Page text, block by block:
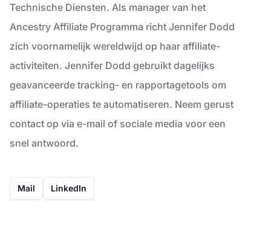
Technische Diensten. Als manager van het
Ancestry Affiliate Programma richt Jennifer Dodd
zich voornamelijk wereldwijd op haar affiliate-
activiteiten. Jennifer Dodd gebruikt dagelijks
geavanceerde tracking- en rapportagetools om
affiliate-operaties te automatiseren. Neem gerust
contact op via e-mail of sociale media voor een
snel antwoord.
Mail LinkedIn